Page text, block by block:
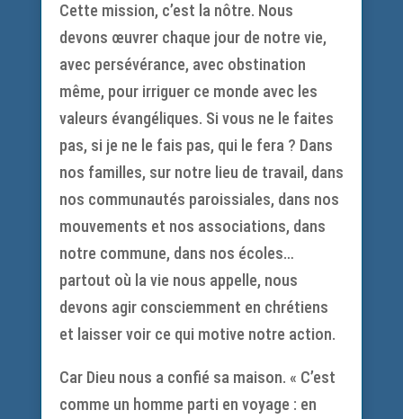
Cette mission, c’est la nôtre. Nous
devons œuvrer chaque jour de notre vie,
avec persévérance, avec obstination
même, pour irriguer ce monde avec les
valeurs évangéliques. Si vous ne le faites
pas, si je ne le fais pas, qui le fera ? Dans
nos familles, sur notre lieu de travail, dans
nos communautés paroissiales, dans nos
mouvements et nos associations, dans
notre commune, dans nos écoles…
partout où la vie nous appelle, nous
devons agir consciemment en chrétiens
et laisser voir ce qui motive notre action.
Car Dieu nous a confié sa maison. « C’est
comme un homme parti en voyage : en